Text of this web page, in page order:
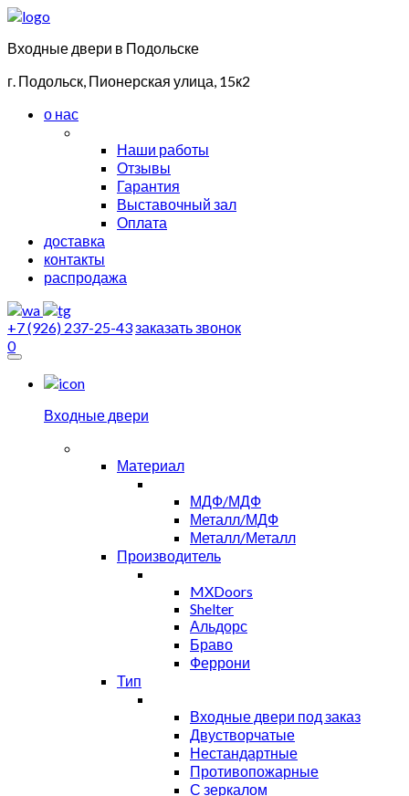
Входные двери в Подольске
г. Подольск, Пионерская улица, 15к2
о нас
Наши работы
Отзывы
Гарантия
Выставочный зал
Оплата
доставка
контакты
распродажа
+7 (926) 237-25-43заказать звонок
0
Входные двери
Материал
МДФ/МДФ
Металл/МДФ
Металл/Металл
Производитель
MXDoors
Shelter
Альдорс
Браво
Феррони
Тип
Входные двери под заказ
Двустворчатые
Нестандартные
Противопожарные
С зеркалом